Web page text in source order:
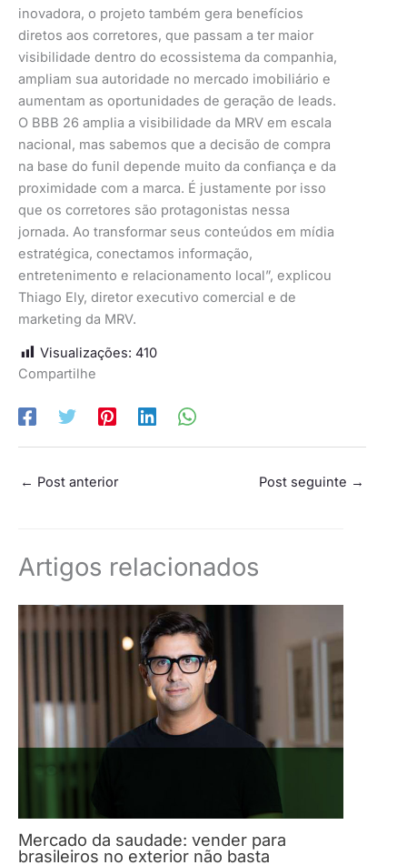
inovadora, o projeto também gera benefícios
diretos aos corretores, que passam a ter maior
visibilidade dentro do ecossistema da companhia,
ampliam sua autoridade no mercado imobiliário e
aumentam as oportunidades de geração de leads.
O BBB 26 amplia a visibilidade da MRV em escala
nacional, mas sabemos que a decisão de compra
na base do funil depende muito da confiança e da
proximidade com a marca. É justamente por isso
que os corretores são protagonistas nessa
jornada. Ao transformar seus conteúdos em mídia
estratégica, conectamos informação,
entretenimento e relacionamento local”, explicou
Thiago Ely, diretor executivo comercial e de
marketing da MRV.
Visualizações: 410
Compartilhe
← Post anterior Post seguinte →
Artigos relacionados
Mercado da saudade: vender para
brasileiros no exterior não basta